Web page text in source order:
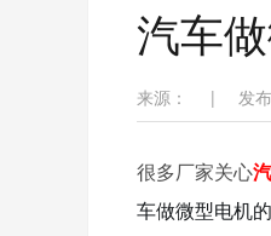
汽车
来源： | 发
很多厂家关心
车做微型电机